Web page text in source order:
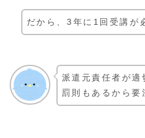
だから、3年に1回受講が
派遣元責任者が適
罰則もあるから要